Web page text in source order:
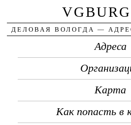
ДЕЛОВАЯ ВОЛОГДА —
Адреса
Карта
Как попасть в